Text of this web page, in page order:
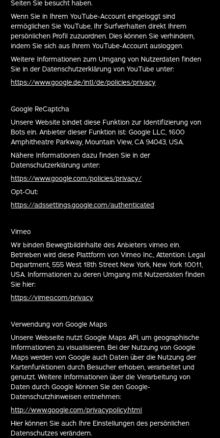
Seiten Sie besucht haben.
Wenn Sie in Ihrem YouTube-Account eingeloggt sind
ermöglichen Sie YouTube, Ihr Surfverhalten direkt Ihrem
persönlichen Profil zuzuordnen. Dies können Sie verhindern,
indem Sie sich aus Ihrem YouTube-Account ausloggen.
Weitere Informationen zum Umgang von Nutzerdaten finden
Sie in der Datenschutzerklärung von YouTube unter:
https://www.google.de/intl/de/policies/privacy
Google ReCaptcha
Unsere Website bindet diese Funktion zur Identifizierung von
Bots ein. Anbieter dieser Funktion ist: Google LLC, 1600
Amphitheatre Parkway, Mountain View, CA 94043, USA.
Nähere Informationen dazu finden Sie in der
Datenschutzerklärung unter:
https://www.google.com/policies/privacy/
Opt-Out:
https://adssettings.google.com/authenticated
Vimeo
Wir binden Bewegtbildinhalte des Anbieters vimeo ein.
Betrieben wird diese Plattform von Vimeo Inc., Attention: Legal
Department, 555 West 18th Street New York, New York 10011,
USA. Informationen zu deren Umgang mit Nutzerdaten finden
Sie hier:
https://vimeo.com/privacy
Verwendung von Google Maps
Unsere Webseite nutzt Google Maps API, um geographische
Informationen zu visualisieren. Bei der Nutzung von Google
Maps werden von Google auch Daten über die Nutzung der
Kartenfunktionen durch Besucher erhoben, verarbeitet und
genutzt. Weitere Informationen über die Verarbeitung von
Daten durch Google können Sie den Google-
Datenschutzhinweisen entnehmen:
http://www.google.com/privacypolicy.html
Hier können Sie auch Ihre Einstellungen des persönlichen
Datenschutzes verändern.